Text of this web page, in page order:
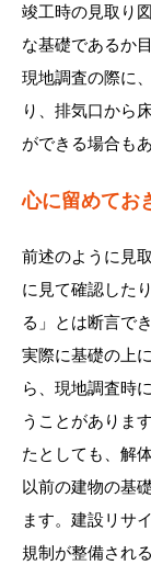
竣工時の見取り
な基礎であるか
現地調査の際に
り、排気口から
ができる場合も
心に留めてお
前述のように見
に見て確認した
る」とは断言で
実際に基礎の上
ら、現地調査時
うことがありま
たとしても、解
以前の建物の基
ます。建設リサ
規制が整備され